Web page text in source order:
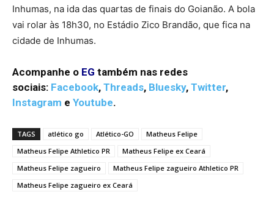
Inhumas, na ida das quartas de finais do Goianão. A bola
vai rolar às 18h30, no Estádio Zico Brandão, que fica na
cidade de Inhumas.
Acompanhe o EG também nas redes
sociais: Facebook, Threads, Bluesky, Twitter,
Instagram e Youtube.
TAGS atlético go Atlético-GO
Matheus Felipe
Matheus Felipe Athletico PR
Matheus Felipe ex Ceará
Matheus Felipe zagueiro
Matheus Felipe zagueiro Athletico PR
Matheus Felipe zagueiro ex Ceará